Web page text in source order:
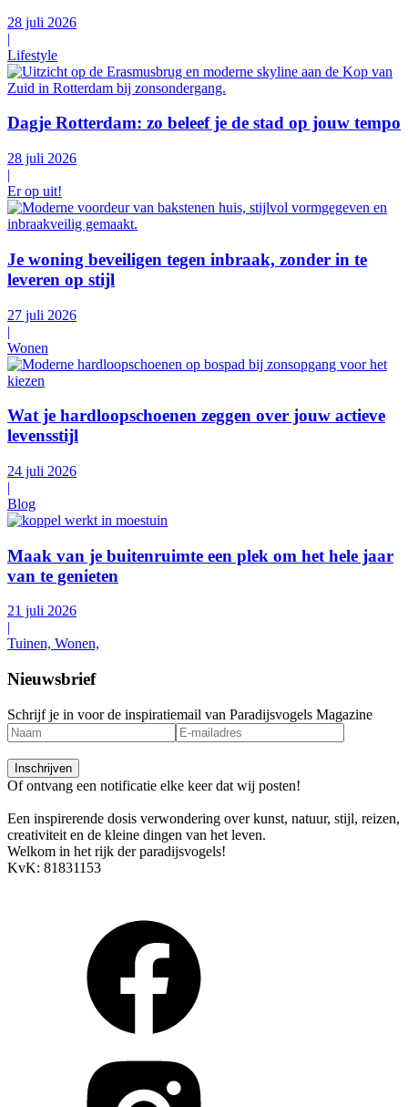
28 juli 2026
|
Lifestyle
Dagje Rotterdam: zo beleef je de stad op jouw tempo
28 juli 2026
|
Er op uit!
Je woning beveiligen tegen inbraak, zonder in te
leveren op stijl
27 juli 2026
|
Wonen
Wat je hardloopschoenen zeggen over jouw actieve
levensstijl
24 juli 2026
|
Blog
Maak van je buitenruimte een plek om het hele jaar
van te genieten
21 juli 2026
Tuinen, Wonen,
Nieuwsbrief
Schrijf je in voor de inspiratiemail van Paradijsvogels Magazine
Of ontvang een notificatie elke keer dat wij posten!
Een inspirerende dosis verwondering over kunst, natuur, stijl, reizen,
creativiteit en de kleine dingen van het leven.
Welkom in het rijk der paradijsvogels!
KvK: 81831153